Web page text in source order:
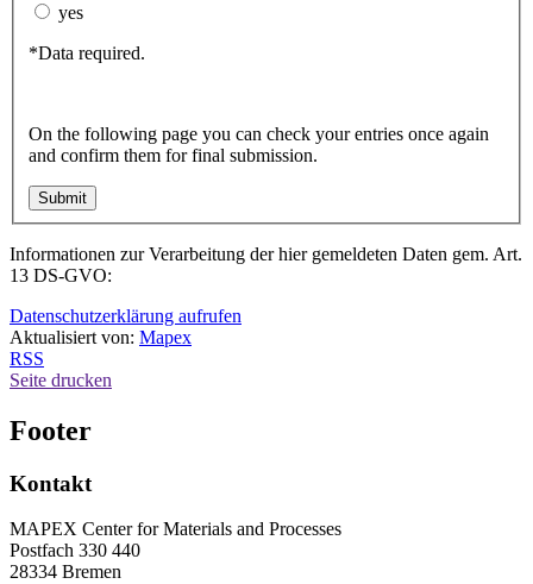
yes
*Data required.
On the following page you can check your entries once again
and confirm them for final submission.
Informationen zur Verarbeitung der hier gemeldeten Daten gem. Art.
13 DS-GVO:
Datenschutzerklärung aufrufen
Aktualisiert von: Mapex
RSS
Seite drucken
Footer
Kontakt
MAPEX Center for Materials and Processes
Postfach 330 440
28334 Bremen